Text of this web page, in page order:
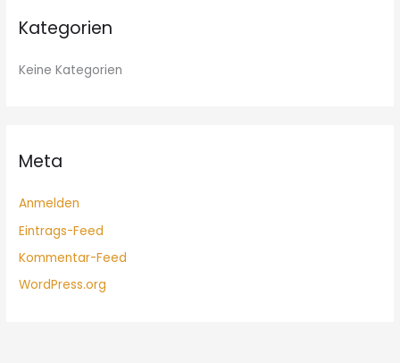
Kategorien
Keine Kategorien
Meta
Anmelden
Eintrags-Feed
Kommentar-Feed
WordPress.org